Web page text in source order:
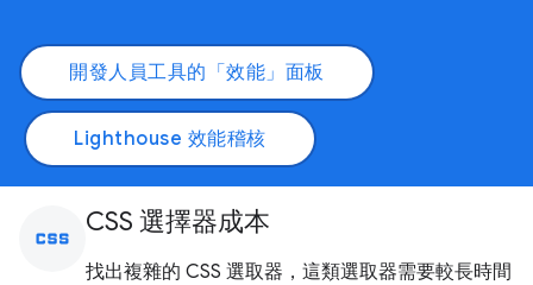
開發人員工具的「效能」面板
Lighthouse 效能稽核
css CSS 選擇器成本
找出複雜的 CSS 選取器，這類選取器需要較長時間